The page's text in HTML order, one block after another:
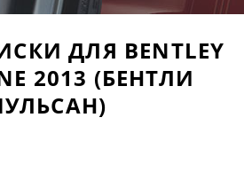
ДЛЯ BENTLEY
2013 (БЕНТЛИ